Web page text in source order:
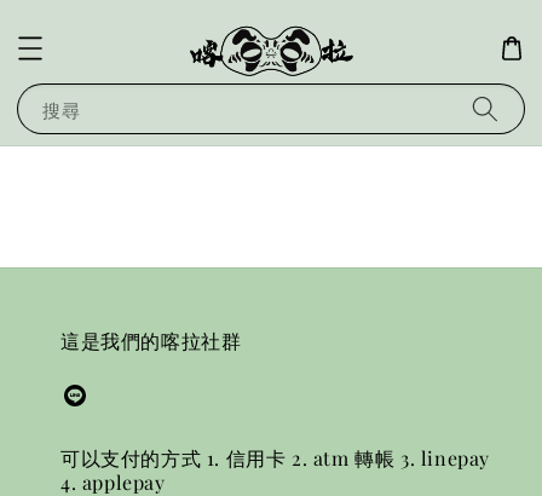
搜尋
這是我們的喀拉社群
可以支付的方式 1. 信用卡 2. atm 轉帳 3. linepay
4. applepay